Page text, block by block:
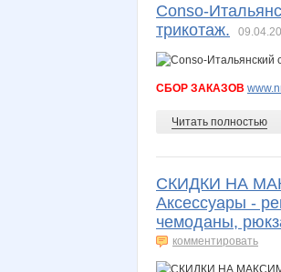
Conso-
трикотаж.
СБОР ЗАКАЗОВ
Читать полностью
СКИДКИ НА
Аксессуары -
чемоданы,
комментировать